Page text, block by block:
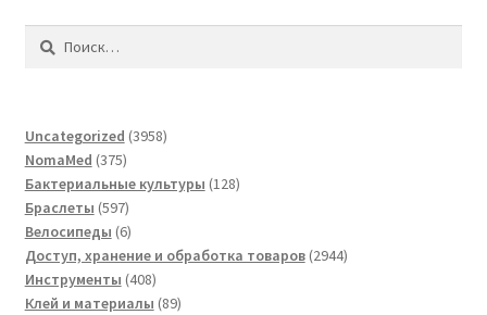
Найти:
Uncategorized 39583958
NomaMed 375375
товаров
Бактериальные культуры 128128
Браслеты 597597
товаров
Велосипеды 66
товаров
Доступ, хранение и обработка товаров 29442944
Инструменты 408408
товаров
Клей и материалы 8989